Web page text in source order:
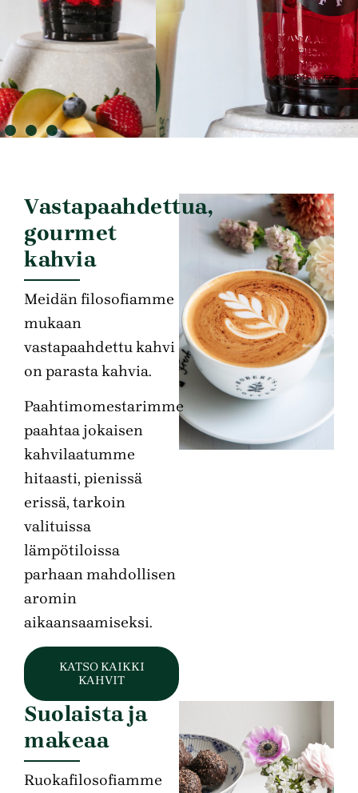
Vastapaahdettua,
gourmet
kahvia
Meidän filosofiamme
mukaan
vastapaahdettu kahvi
on parasta kahvia.
Paahtimomestarimme
paahtaa jokaisen
kahvilaatumme
hitaasti, pienissä
erissä, tarkoin
valituissa
lämpötiloissa
parhaan mahdollisen
aromin
aikaansaamiseksi.
KATSO KAIKKI
KAHVIT
Suolaista ja
makeaa
Ruokafilosofiamme